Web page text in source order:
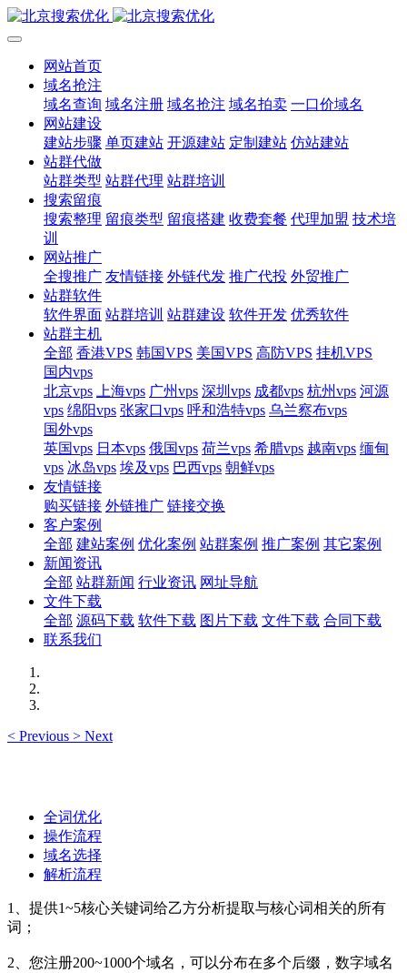
网站首页
域名抢注
域名查询 域名注册 域名抢注 域名拍卖 一口价域名
网站建设
建站步骤 单页建站 开源建站 定制建站 仿站建站
站群代做
站群类型 站群代理 站群培训
搜索留痕
搜索整理 留痕类型 留痕搭建 收费套餐 代理加盟 技术培
训
网站推广
全搜推广 友情链接 外链代发 推广代投 外贸推广
站群软件
软件界面 站群培训 站群建设 软件开发 优秀软件
站群主机
全部 香港VPS 韩国VPS 美国VPS 高防VPS 挂机VPS
国内vps
北京vps
上海vps 广州vps 深圳vps 成都vps 杭州vps 河源
vps 绵阳vps 张家口vps 呼和浩特vps 乌兰察布vps
国外vps
英国vps 日本vps 俄国vps 荷兰vps 希腊vps 越南vps 缅甸
vps 冰岛vps 埃及vps 巴西vps 朝鲜vps
友情链接
购买链接 外链推广 链接交换
客户案例
全部 建站案例 优化案例 站群案例 推广案例 其它案例
新闻资讯
全部 站群新闻 行业资讯 网址导航
文件下载
全部 源码下载 软件下载 图片下载 文件下载 合同下载
联系我们
< Previous > Next
全词优化
操作流程
域名选择
解析流程
1、提供1~5核心关键词给乙方分析提取与核心词相关的所有
词；
2、您注册200~1000个域名，可以分布在多个后缀，数字域名